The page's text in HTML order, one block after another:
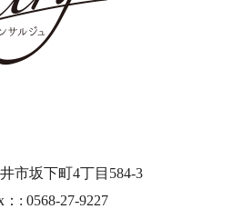
市坂下町4丁目584-3
: 0568-27-9227